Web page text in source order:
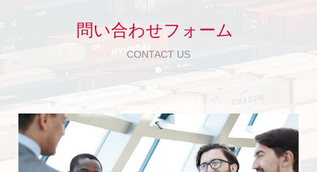
問い合わせフォーム
CONTACT US